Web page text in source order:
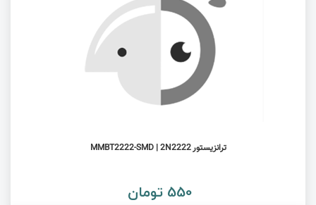
ترانزیستور MMBT2222-SMD | 2N2222
550 تومان